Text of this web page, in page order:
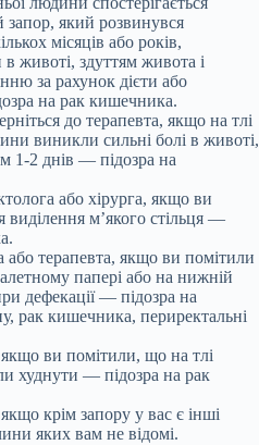
запор, який розвинувся
місяців або років,
животі, здуттям живота і
за рахунок дієти або
на рак кишечника.
до терапевта, якщо на тлі
виникли сильні болі в животі,
1-2 днів — підозра на
або хірурга, якщо ви
виділення м’якого стільця —
або терапевта, якщо ви помітили
папері або на нижній
дефекації — підозра на
рак кишечника, периректальні
якщо ви помітили, що на тлі
худнути — підозра на рак
крім запору у вас є інші
яких вам не відомі.